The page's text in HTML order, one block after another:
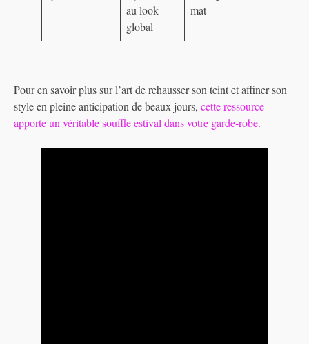
au look
global
mat
Pour en savoir plus sur l’art de rehausser son teint et affiner son
style en pleine anticipation de beaux jours, cette ressource
apporte un véritable souffle estival dans votre garde-robe.